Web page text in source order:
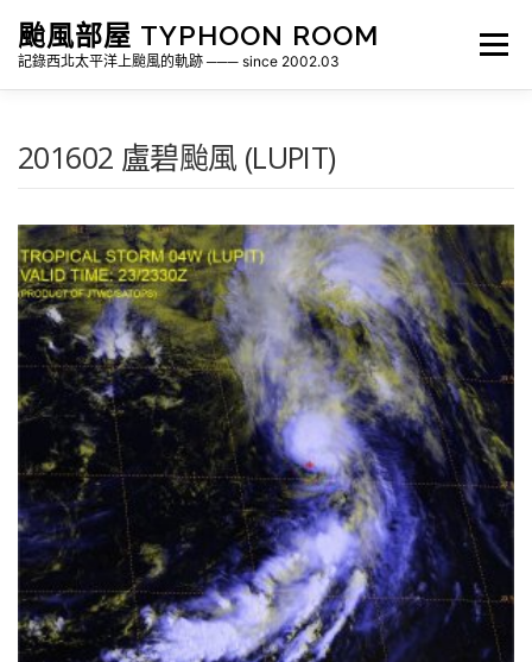
颱風部屋 TYPHOON ROOM
記錄西北太平洋上颱風的軌跡 ─── since 2002.03
選單
各地瞬間風速紀錄 侵台颱風新聞剪報 氣象相關資源
201602 盧碧颱風 (LUPIT)